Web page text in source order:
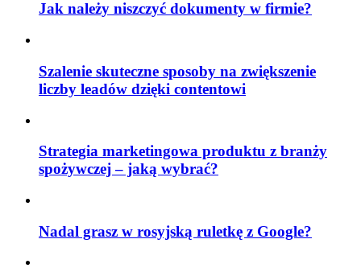
Jak należy niszczyć dokumenty w firmie?
Szalenie skuteczne sposoby na zwiększenie
liczby leadów dzięki contentowi
Strategia marketingowa produktu z branży
spożywczej – jaką wybrać?
Nadal grasz w rosyjską ruletkę z Google?